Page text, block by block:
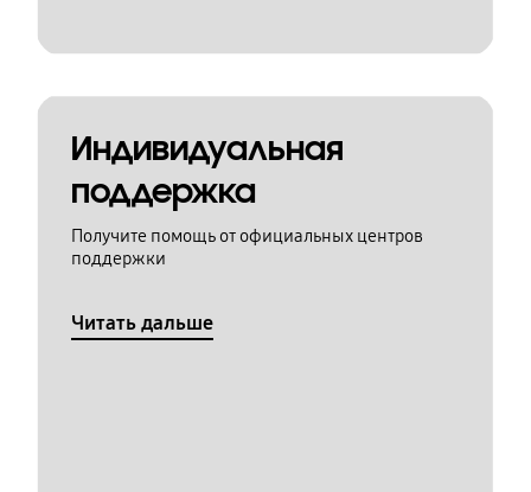
Индивидуальная
поддержка
Получите помощь от официальных центров
поддержки
Читать дальше